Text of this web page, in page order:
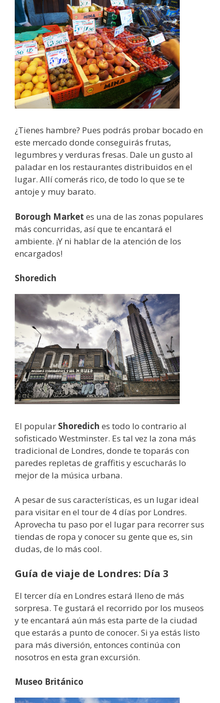
¿Tienes hambre? Pues podrás probar bocado en
este mercado donde conseguirás frutas,
legumbres y verduras fresas. Dale un gusto al
paladar en los restaurantes distribuidos en el
lugar. Allí comerás rico, de todo lo que se te
antoje y muy barato.
Borough Market es una de las zonas populares
más concurridas, así que te encantará el
ambiente. ¡Y ni hablar de la atención de los
encargados!
Shoredich
El popular Shoredich es todo lo contrario al
sofisticado Westminster. Es tal vez la zona más
tradicional de Londres, donde te toparás con
paredes repletas de graffitis y escucharás lo
mejor de la música urbana.
A pesar de sus características, es un lugar ideal
para visitar en el tour de 4 días por Londres.
Aprovecha tu paso por el lugar para recorrer sus
tiendas de ropa y conocer su gente que es, sin
dudas, de lo más cool.
Guía de viaje de Londres: Día 3
El tercer día en Londres estará lleno de más
sorpresa. Te gustará el recorrido por los museos
y te encantará aún más esta parte de la ciudad
que estarás a punto de conocer. Si ya estás listo
para más diversión, entonces continúa con
nosotros en esta gran excursión.
Museo Británico